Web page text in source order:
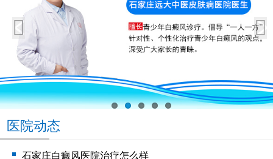
医院动态
石家庄白癜风医院治疗怎么样